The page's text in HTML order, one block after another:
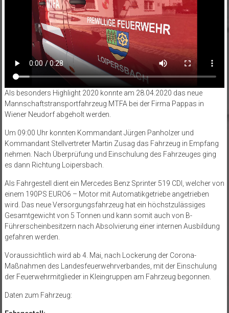
Als besonders Highlight 2020 konnte am 28.04.2020 das neue
Mannschaftstransportfahrzeug MTFA bei der Firma Pappas in
Wiener Neudorf abgeholt werden.
Um 09:00 Uhr konnten Kommandant Jürgen Panholzer und
Kommandant Stellvertreter Martin Zusag das Fahrzeug in Empfang
nehmen. Nach Überprüfung und Einschulung des Fahrzeuges ging
es dann Richtung Loipersbach.
Als Fahrgestell dient ein Mercedes Benz Sprinter 519 CDI, welcher von
einem 190PS EURO6 – Motor mit Automatikgetriebe angetrieben
wird. Das neue Versorgungsfahrzeug hat ein höchstzulässiges
Gesamtgewicht von 5 Tonnen und kann somit auch von B-
Führerscheinbesitzern nach Absolvierung einer internen Ausbildung
gefahren werden.
Voraussichtlich wird ab 4. Mai, nach Lockerung der Corona-
Maßnahmen des Landesfeuerwehrverbandes, mit der Einschulung
der Feuerwehrmitglieder in Kleingruppen am Fahrzeug begonnen.
Daten zum Fahrzeug: